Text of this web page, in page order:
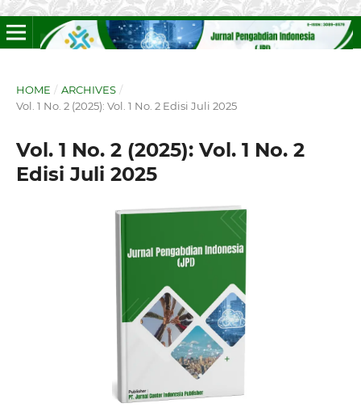
HOME / ARCHIVES /
Vol. 1 No. 2 (2025): Vol. 1 No. 2 Edisi Juli 2025
Vol. 1 No. 2 (2025): Vol. 1 No. 2
Edisi Juli 2025